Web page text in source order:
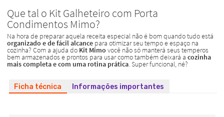
Ficha técnica Informações importantes